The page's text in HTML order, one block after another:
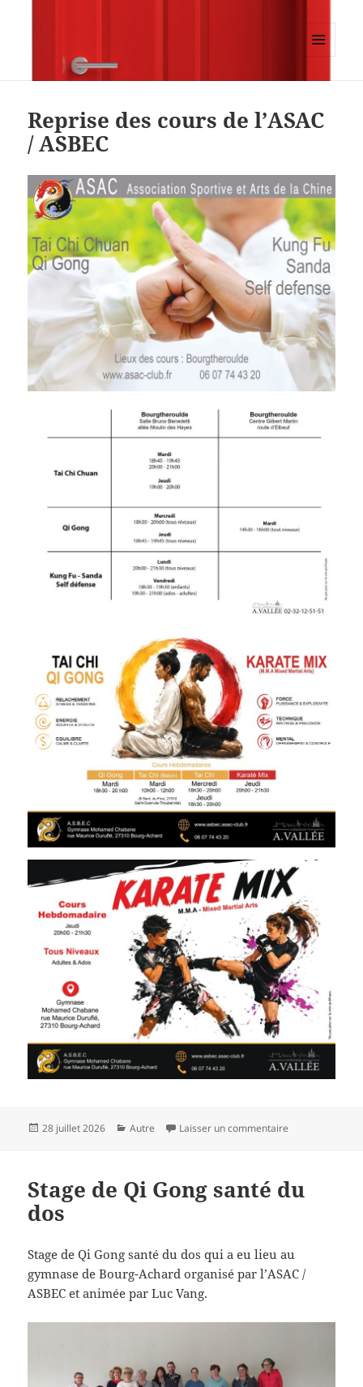
Reprise des cours de l’ASAC
/ ASBEC
Publié
28 juillet 2026 Catégories
Autre Laisser un commentaire
Stage de Qi Gong santé du
dos
Stage de Qi Gong santé du dos qui a eu lieu au
gymnase de Bourg-Achard organisé par l’ASAC /
ASBEC et animée par Luc Vang.